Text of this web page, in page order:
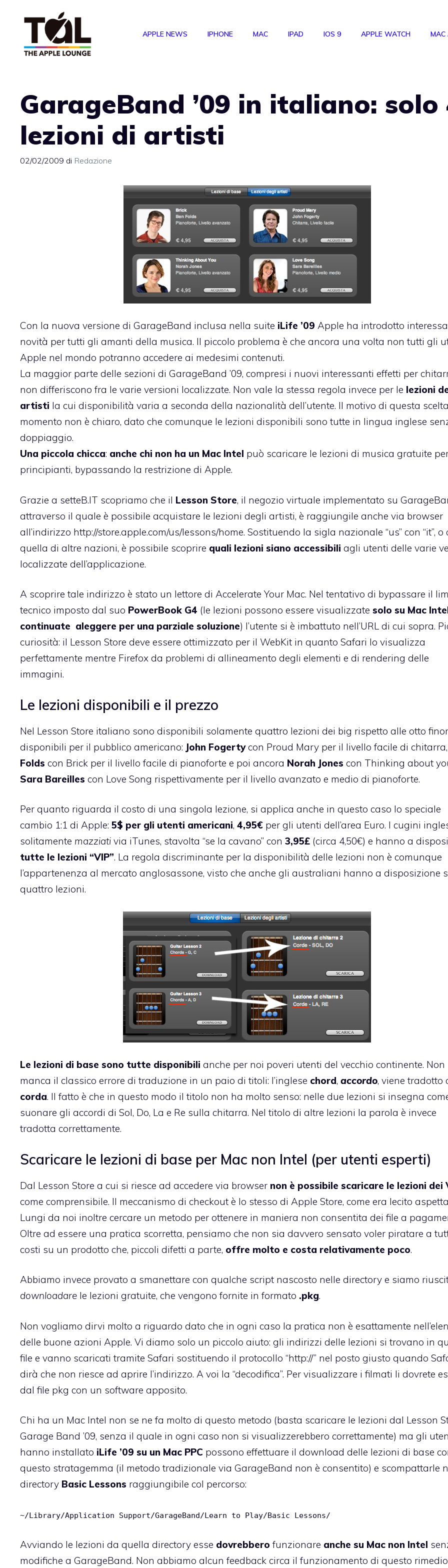
APPLE NEWS IPHONE MAC IPAD IOS 9 APPLE WATCH MAC
GarageBand ’09 in italiano: solo
lezioni di artisti
02/02/2009 di Redazione
Con la nuova versione di GarageBand inclusa nella suite iLife ’09 Apple ha introdotto
novità per tutti gli amanti della musica. Il piccolo problema è che ancora una volta non tutti gli
Apple nel mondo potranno accedere ai medesimi contenuti.
La maggior parte delle sezioni di GarageBand ’09, compresi i nuovi interessanti effetti per
non differiscono fra le varie versioni localizzate. Non vale la stessa regola invece per le lezioni
artisti la cui disponibilità varia a seconda della nazionalità dell’utente. Il motivo di questa
momento non è chiaro, dato che comunque le lezioni disponibili sono tutte in lingua inglese
doppiaggio.
Una piccola chicca: anche chi non ha un Mac Intel può scaricare le lezioni di musica gratuite
principianti, bypassando la restrizione di Apple.
Grazie a setteB.IT scopriamo che il Lesson Store, il negozio virtuale implementato su
attraverso il quale è possibile acquistare le lezioni degli artisti, è raggiungile anche via browser
all’indirizzo http://store.apple.com/us/lessons/home. Sostituendo la sigla nazionale “us” con “it”, o
quella di altre nazioni, è possibile scoprire quali lezioni siano accessibili agli utenti delle varie
localizzate dell’applicazione.
A scoprire tale indirizzo è stato un lettore di Accelerate Your Mac. Nel tentativo di bypassare il
tecnico imposto dal suo PowerBook G4 (le lezioni possono essere visualizzate solo su Mac
continuate aleggere per una parziale soluzione) l’utente si è imbattuto nell’URL di cui sopra.
curiosità: il Lesson Store deve essere ottimizzato per il WebKit in quanto Safari lo visualizza
perfettamente mentre Firefox da problemi di allineamento degli elementi e di rendering delle
immagini.
Le lezioni disponibili e il prezzo
Nel Lesson Store italiano sono disponibili solamente quattro lezioni dei big rispetto alle otto
disponibili per il pubblico americano: John Fogertycon Proud Mary per il livello facile di chitarra,
Folds con Brick per il livello facile di pianoforte e poi ancora Norah Jones con Thinking about
Sara Bareilles con Love Song rispettivamente per il livello avanzato e medio di pianoforte.
Per quanto riguarda il costo di una singola lezione, si applica anche in questo caso lo speciale
cambio 1:1 di Apple: 5$ per gli utenti americani, 4,95€ per gli utenti dell’area Euro. I cugini
solitamente mazziati via iTunes, stavolta “se la cavano” con 3,95£ (circa 4,50€) e hanno a
tutte le lezioni “VIP”. La regola discriminante per la disponibilità delle lezioni non è comunque
l’appartenenza al mercato anglosassone, visto che anche gli australiani hanno a disposizione
quattro lezioni.
Le lezioni di base sono tutte disponibili anche per noi poveri utenti del vecchio continente. Non
manca il classico errore di traduzione in un paio di titoli: l’inglese chord, accordo, viene tradotto
corda. Il fatto è che in questo modo il titolo non ha molto senso: nelle due lezioni si insegna
suonare gli accordi di Sol, Do, La e Re sulla chitarra. Nel titolo di altre lezioni la parola è invece
tradotta correttamente.
Scaricare le lezioni di base per Mac non Intel (per utenti esperti)
Dal Lesson Store a cui si riesce ad accedere via browser non è possibile scaricare le lezioni dei
come comprensibile. Il meccanismo di checkout è lo stesso di Apple Store, come era lecito
Lungi da noi inoltre cercare un metodo per ottenere in maniera non consentita dei file a
Oltre ad essere una pratica scorretta, pensiamo che non sia davvero sensato voler piratare a
costi su un prodotto che, piccoli difetti a parte, offre molto e costa relativamente poco.
Abbiamo invece provato a smanettare con qualche script nascosto nelle directory e siamo
downloadare le lezioni gratuite, che vengono fornite in formato .pkg.
Non vogliamo dirvi molto a riguardo dato che in ogni caso la pratica non è esattamente
delle buone azioni Apple. Vi diamo solo un piccolo aiuto: gli indirizzi delle lezioni si trovano in
file e vanno scaricati tramite Safari sostituendo il protocollo “http://” nel posto giusto quando
dirà che non riesce ad aprire l’indirizzo. A voi la “decodifica”. Per visualizzare i filmati li dovrete
dal file pkg con un software apposito.
Chi ha un Mac Intel non se ne fa molto di questo metodo (basta scaricare le lezioni dal Lesson
Garage Band ’09, senza il quale in ogni caso non si visualizzerebbero correttamente) ma gli
hanno installato iLife ’09 su un Mac PPC possono effettuare il download delle lezioni di base
questo stratagemma (il metodo tradizionale via GarageBand non è consentito) e scompattarle
directory Basic Lessons raggiungibile col percorso:
~/Library/Application Support/GarageBand/Learn to Play/Basic Lessons/
Avviando le lezioni da quella directory esse dovrebbero funzionare anche su Mac non Intel
modifiche a GarageBand. Non abbiamo alcun feedback circa il funzionamento di questo rimedio